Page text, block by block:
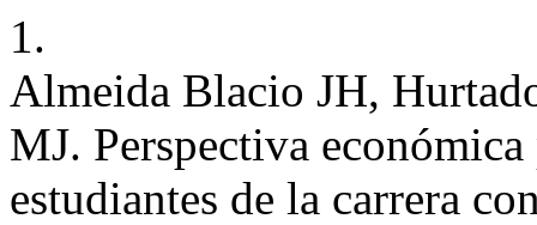
1.
Almeida Blacio JH,
MJ. Perspectiva
estudiantes de la carrera